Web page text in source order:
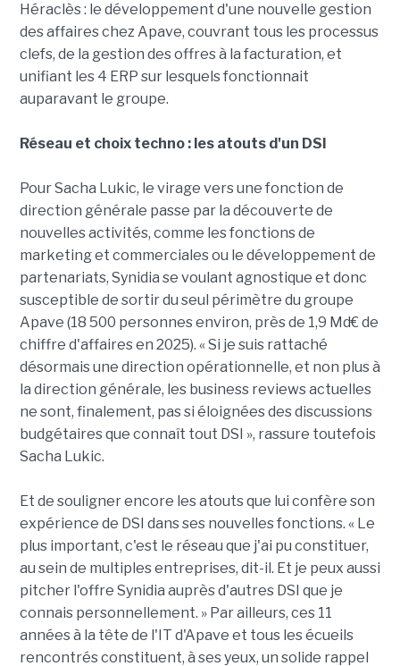
Héraclès : le développement d'une nouvelle gestion
des affaires chez Apave, couvrant tous les processus
clefs, de la gestion des offres à la facturation, et
unifiant les 4 ERP sur lesquels fonctionnait
auparavant le groupe.
Réseau et choix techno : les atouts d'un DSI
Pour Sacha Lukic, le virage vers une fonction de
direction générale passe par la découverte de
nouvelles activités, comme les fonctions de
marketing et commerciales ou le développement de
partenariats, Synidia se voulant agnostique et donc
susceptible de sortir du seul périmètre du groupe
Apave (18 500 personnes environ, près de 1,9 Md€ de
chiffre d'affaires en 2025). « Si je suis rattaché
désormais une direction opérationnelle, et non plus à
la direction générale, les business reviews actuelles
ne sont, finalement, pas si éloignées des discussions
budgétaires que connaît tout DSI », rassure toutefois
Sacha Lukic.
Et de souligner encore les atouts que lui confère son
expérience de DSI dans ses nouvelles fonctions. « Le
plus important, c'est le réseau que j'ai pu constituer,
au sein de multiples entreprises, dit-il. Et je peux aussi
pitcher l'offre Synidia auprès d'autres DSI que je
connais personnellement. » Par ailleurs, ces 11
années à la tête de l'IT d'Apave et tous les écueils
rencontrés constituent, à ses yeux, un solide rappel